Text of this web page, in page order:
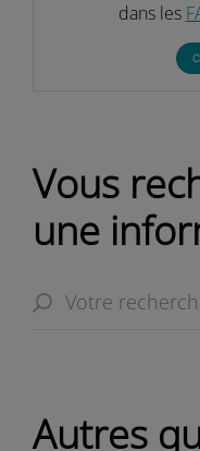
dans les
Vous
une
Autres